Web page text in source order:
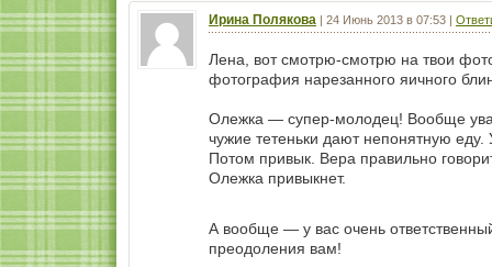
Ирина Полякова | 24 Июнь 2013 в 07:53 |
Лена, вот смотрю-смотрю на твои
фотография нарезанного яичного
Олежка — супер-молодец! Вообще
чужие тетеньки дают непонятную
Потом привык. Вера правильно
Олежка привыкнет.
А вообще — у вас очень
преодоления вам!